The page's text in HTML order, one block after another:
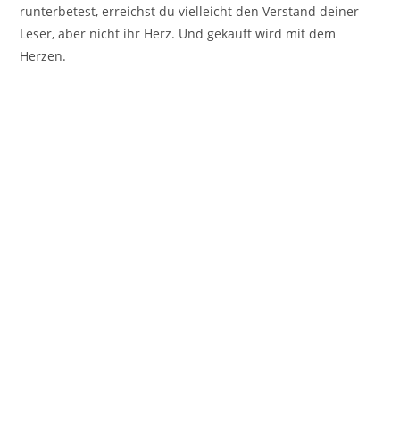
runterbetest, erreichst du vielleicht den Verstand deiner
Leser, aber nicht ihr Herz. Und gekauft wird mit dem
Herzen.